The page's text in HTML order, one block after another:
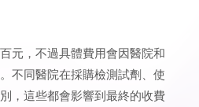
元，不過具體費用會因醫院和
不同醫院在採購檢測試劑、使
，這些都會影響到最終的收費